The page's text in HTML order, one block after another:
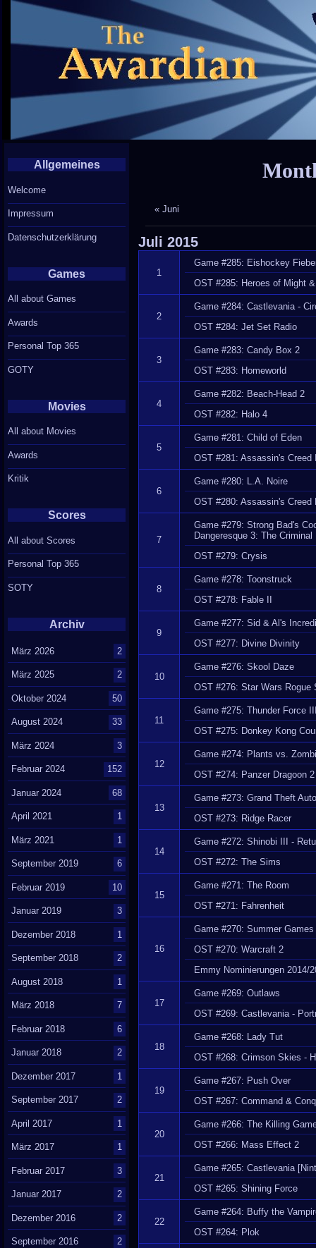
« Juni
Juli2015
1
Game #285: Eishockey
OST #285: Heroes of Might
2
Game #284: Castlevania -
OST #284: Jet Set Radio
3
Game #283: Candy Box 2
OST #283: Homeworld
4
Game #282: Beach-Head 2
OST #282: Halo 4
5
Game #281: Child of Eden
OST #281: Assassin's Creed
6
Game #280: L.A. Noire
OST #280: Assassin's Creed
7
Game #279: Strong Bad's
Dangeresque 3: The
OST #279: Crysis
8
Game #278: Toonstruck
OST #278: Fable II
9
Game #277: Sid & Al's
OST #277: Divine Divinity
10
Game #276: Skool Daze
OST #276: Star Wars Rogue
11
Game #275: Thunder Force
OST #275: Donkey Kong
12
Game #274: Plants vs.
OST #274: Panzer Dragoon 2
13
Game #273: Grand Theft
OST #273: Ridge Racer
14
Game #272: Shinobi III -
OST #272: The Sims
15
Game #271: The Room
OST #271: Fahrenheit
16
Game #270: Summer
OST #270: Warcraft 2
Emmy Nominierungen 2014/
17
Game #269: Outlaws
OST #269: Castlevania -
18
Game #268: Lady Tut
OST #268: Crimson Skies -
19
Game #267: Push Over
OST #267: Command &
20
Game #266: The Killing
OST #266: Mass Effect 2
21
Game #265: Castlevania
OST #265: Shining Force
22
Game #264: Buffy the
OST #264: Plok
Allgemeines
Welcome
Impressum
Datenschutzerklärung
Games
All about Games
Awards
Personal Top 365
GOTY
Movies
All about Movies
Awards
Kritik
Scores
All about Scores
Personal Top 365
SOTY
Archiv
März 2026 2
März 2025 2
Oktober 2024 50
August 2024 33
März 2024 3
Februar 2024 152
Januar 2024 68
April 2021 1
März 2021 1
September 2019 6
Februar 2019 10
Januar 2019 3
Dezember 2018 1
September 2018 2
August 2018 1
März 2018 7
Februar 2018 6
Januar 2018 2
Dezember 2017 1
September 2017 2
April 2017 1
März 2017 1
Februar 2017 3
Januar 2017 2
Dezember 2016 2
September 2016 2